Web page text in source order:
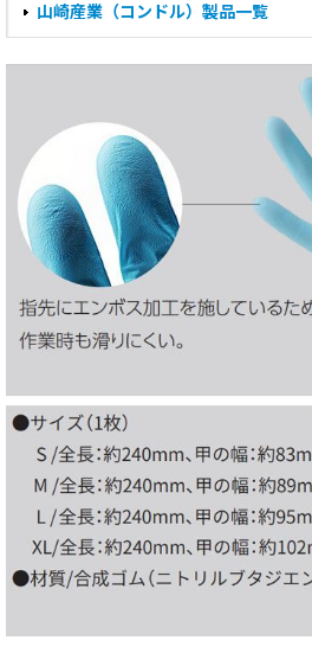
山崎産業（コンドル）製品一覧